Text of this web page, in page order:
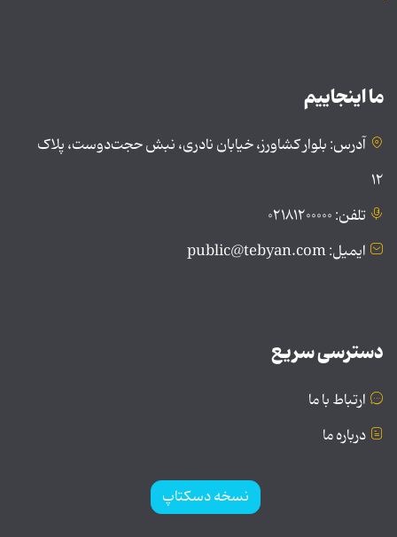
ما اینجاییم
آدرس: بلوار کشاورز، خیابان نادری، نبش حجت‌دوست، پلاک
۱۲
تلفن: ۰۲۱۸۱۲۰۰۰۰۰
ایمیل: public@tebyan.com
دسترسی سریع
ارتباط با ما
درباره ما
نسخه دسکتاپ